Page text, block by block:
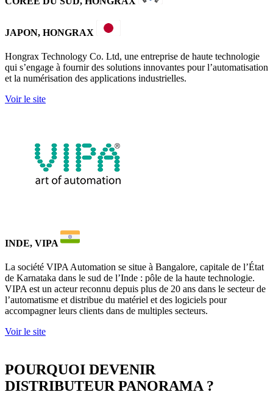
JAPON, HONGRAX
Hongrax Technology Co. Ltd, une entreprise de haute technologie
qui s’engage à fournir des solutions innovantes pour l’automatisation
et la numérisation des applications industrielles.
Voir le site
INDE, VIPA
La société VIPA Automation se situe à Bangalore, capitale de l’État
de Karnataka dans le sud de l’Inde : pôle de la haute technologie.
VIPA est un acteur reconnu depuis plus de 20 ans dans le secteur de
l’automatisme et distribue du matériel et des logiciels pour
accompagner leurs clients dans de multiples secteurs.
Voir le site
POURQUOI DEVENIR
DISTRIBUTEUR PANORAMA ?